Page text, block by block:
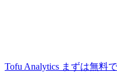
Tofu Analytics まずは無料